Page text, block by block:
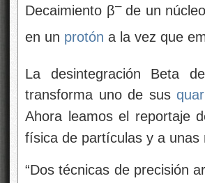
Decaimiento β–de un
en un protón a la vez que
La desintegración Beta
transforma uno de sus
Ahora leamos el reportaje
física de partículas y a unas
“Dos técnicas de precisión